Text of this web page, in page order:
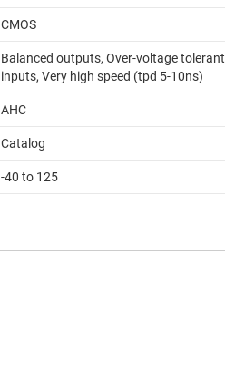
CMOS
Balanced outputs, Over-voltage tolerant
inputs, Very high speed (tpd 5-10ns)
AHC
Catalog
-40 to 125